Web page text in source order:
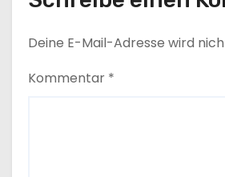
o
n
Deine E-Mail-Adresse wird
Kommentar *